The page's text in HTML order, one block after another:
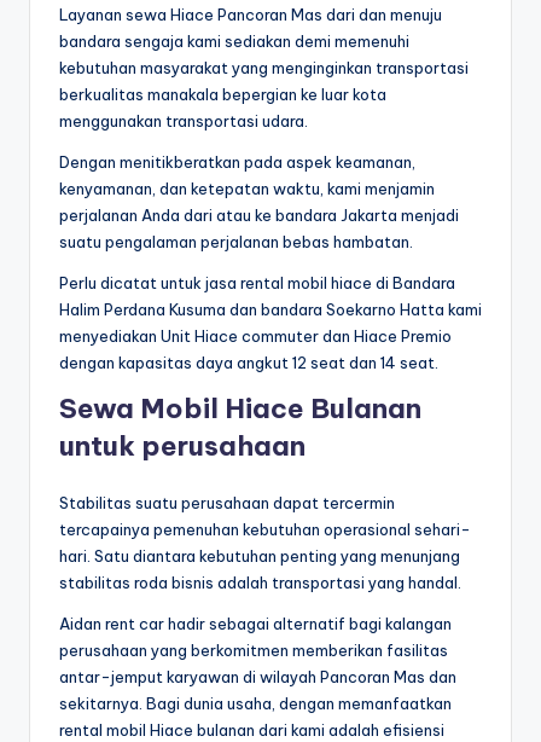
Layanan sewa Hiace Pancoran Mas dari dan menuju
bandara sengaja kami sediakan demi memenuhi
kebutuhan masyarakat yang menginginkan transportasi
berkualitas manakala bepergian ke luar kota
menggunakan transportasi udara.
Dengan menitikberatkan pada aspek keamanan,
kenyamanan, dan ketepatan waktu, kami menjamin
perjalanan Anda dari atau ke bandara Jakarta menjadi
suatu pengalaman perjalanan bebas hambatan.
Perlu dicatat untuk jasa rental mobil hiace di Bandara
Halim Perdana Kusuma dan bandara Soekarno Hatta kami
menyediakan Unit Hiace commuter dan Hiace Premio
dengan kapasitas daya angkut 12 seat dan 14 seat.
Sewa Mobil Hiace Bulanan
untuk perusahaan
Stabilitas suatu perusahaan dapat tercermin
tercapainya pemenuhan kebutuhan operasional sehari-
hari. Satu diantara kebutuhan penting yang menunjang
stabilitas roda bisnis adalah transportasi yang handal.
Aidan rent car hadir sebagai alternatif bagi kalangan
perusahaan yang berkomitmen memberikan fasilitas
antar-jemput karyawan di wilayah Pancoran Mas dan
sekitarnya. Bagi dunia usaha, dengan memanfaatkan
rental mobil Hiace bulanan dari kami adalah efisiensi